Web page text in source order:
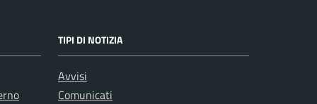
TIPI DI NOTIZIA
Avvisi
Comunicati